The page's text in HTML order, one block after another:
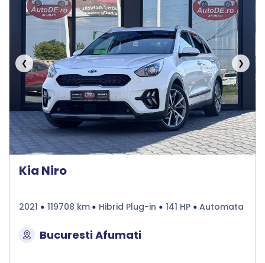
❮ ❯
Kia Niro
2021 119708 km Hibrid Plug-in 141 HP Automata
Bucuresti Afumati